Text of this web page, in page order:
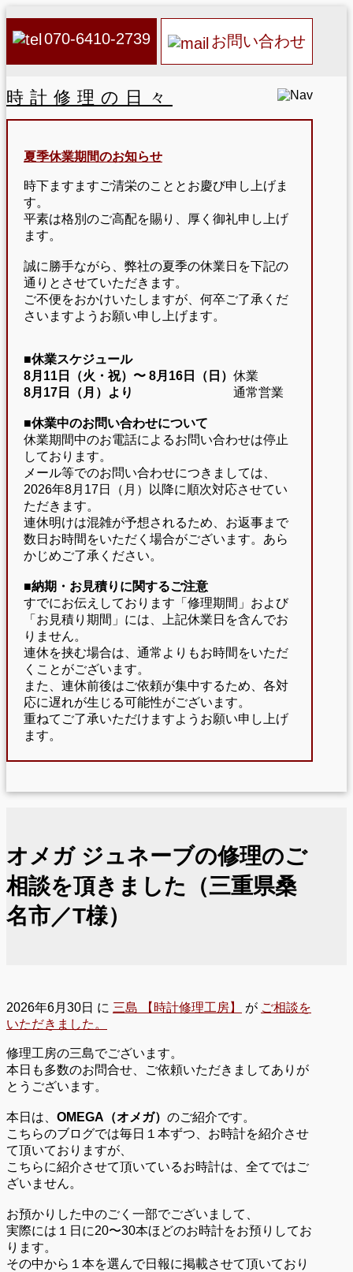
070-6410-2739 お問い合わせ
時計修理の日々
夏季休業期間のお知らせ
時下ますますご清栄のこととお慶び申し上げま
す。
平素は格別のご高配を賜り、厚く御礼申し上げ
ます。
誠に勝手ながら、弊社の夏季の休業日を下記の
通りとさせていただきます。
ご不便をおかけいたしますが、何卒ご了承くだ
さいますようお願い申し上げます。
■休業スケジュール
8月11日（火・祝）〜 8月16日（日） 休業
8月17日（月）より
通常営業
■休業中のお問い合わせについて
休業期間中のお電話によるお問い合わせは停止
しております。
メール等でのお問い合わせにつきましては、
2026年8月17日（月）以降に順次対応させてい
ただきます。
連休明けは混雑が予想されるため、お返事まで
数日お時間をいただく場合がございます。あら
かじめご了承ください。
■納期・お見積りに関するご注意
すでにお伝えしております「修理期間」および
「お見積り期間」には、上記休業日を含んでお
りません。
連休を挟む場合は、通常よりもお時間をいただ
くことがございます。
また、連休前後はご依頼が集中するため、各対
応に遅れが生じる可能性がございます。
重ねてご了承いただけますようお願い申し上げ
ます。
オメガ ジュネーブの修理のご
相談を頂きました（三重県桑
名市／T様）
2026年6月30日 に 三島 【時計修理工房】 が ご相談を
いただきました。
修理工房の三島でございます。
本日も多数のお問合せ、ご依頼いただきましてありが
とうございます。
本日は、 OMEGA（オメガ） のご紹介です。
こちらのブログでは毎日１本ずつ、お時計を紹介させ
て頂いておりますが、
こちらに紹介させて頂いているお時計は、全てではご
ざいません。
お預かりした中のごく一部でございまして、
実際には１日に20〜30本ほどのお時計をお預りしてお
ります。
その中から１本を選んで日報に掲載させて頂いており